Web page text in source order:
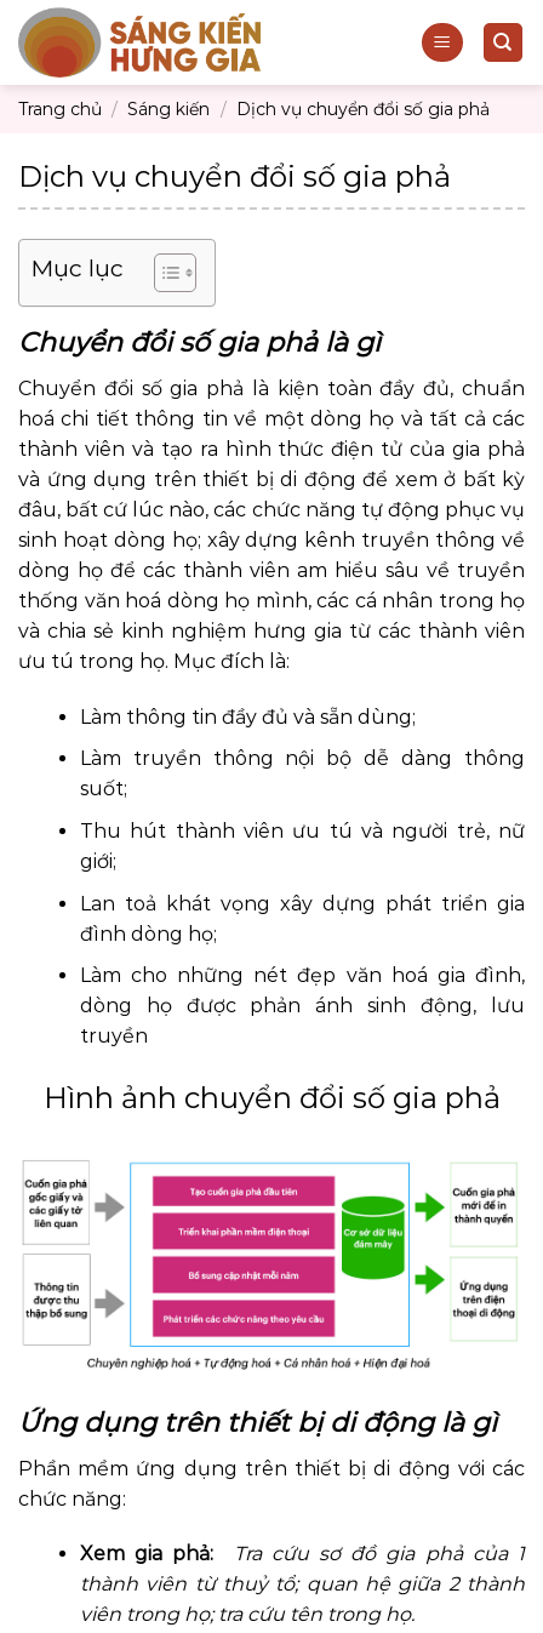
Skip
to
content
Trang chủ / Sáng kiến / Dịch vụ chuyển đổi số gia phả
Dịch vụ chuyển đổi số gia phả
Mục lục
Chuyển đổi số gia phả là gì
Chuyển đổi số gia phả là kiện toàn đầy đủ, chuẩn
hoá chi tiết thông tin về một dòng họ và tất cả các
thành viên và tạo ra hình thức điện tử của gia phả
và ứng dụng trên thiết bị di động để xem ở bất kỳ
đâu, bất cứ lúc nào, các chức năng tự động phục vụ
sinh hoạt dòng họ; xây dựng kênh truyền thông về
dòng họ để các thành viên am hiểu sâu về truyền
thống văn hoá dòng họ mình, các cá nhân trong họ
và chia sẻ kinh nghiệm hưng gia từ các thành viên
ưu tú trong họ. Mục đích là:
Làm thông tin đầy đủ và sẵn dùng;
Làm truyền thông nội bộ dễ dàng thông
suốt;
Thu hút thành viên ưu tú và người trẻ, nữ
giới;
Lan toả khát vọng xây dựng phát triển gia
đình dòng họ;
Làm cho những nét đẹp văn hoá gia đình,
dòng họ được phản ánh sinh động, lưu
truyền
Hình ảnh chuyển đổi số gia phả
Ứng dụng trên thiết bị di động là gì
Phần mềm ứng dụng trên thiết bị di động với các
chức năng:
Xem gia phả:
Tra cứu sơ đồ gia phả của 1
thành viên từ thuỷ tổ; quan hệ giữa 2 thành
viên trong họ; tra cứu tên trong họ.